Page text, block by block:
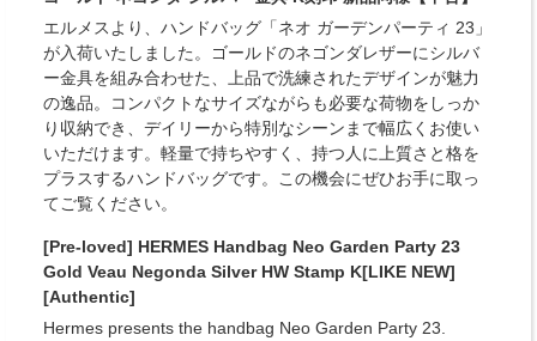
エルメスより、ハンドバッグ「ネオ ガーデンパーティ 23」
が入荷いたしました。ゴールドのネゴンダレザーにシルバ
ー金具を組み合わせた、上品で洗練されたデザインが魅力
の逸品。コンパクトなサイズながらも必要な荷物をしっか
り収納でき、デイリーから特別なシーンまで幅広くお使い
いただけます。軽量で持ちやすく、持つ人に上質さと格を
プラスするハンドバッグです。この機会にぜひお手に取っ
てご覧ください。
[Pre-loved] HERMES Handbag Neo Garden Party 23
Gold Veau Negonda Silver HW Stamp K[LIKE NEW]
[Authentic]
Hermes presents the handbag Neo Garden Party 23.